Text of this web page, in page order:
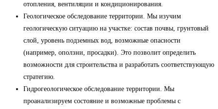
отопления, вентиляции и кондиционирования.
Геологическое обследование территории. Мы изучим
геологическую ситуацию на участке: состав почвы, грунтовый
слой, уровень подземных вод, возможные опасности
(например, оползни, просадки). Это позволит определить
возможности для строительства и разработать соответствующую
стратегию.
Гидрогеологическое обследование территории. Мы
проанализируем состояние и возможные проблемы с